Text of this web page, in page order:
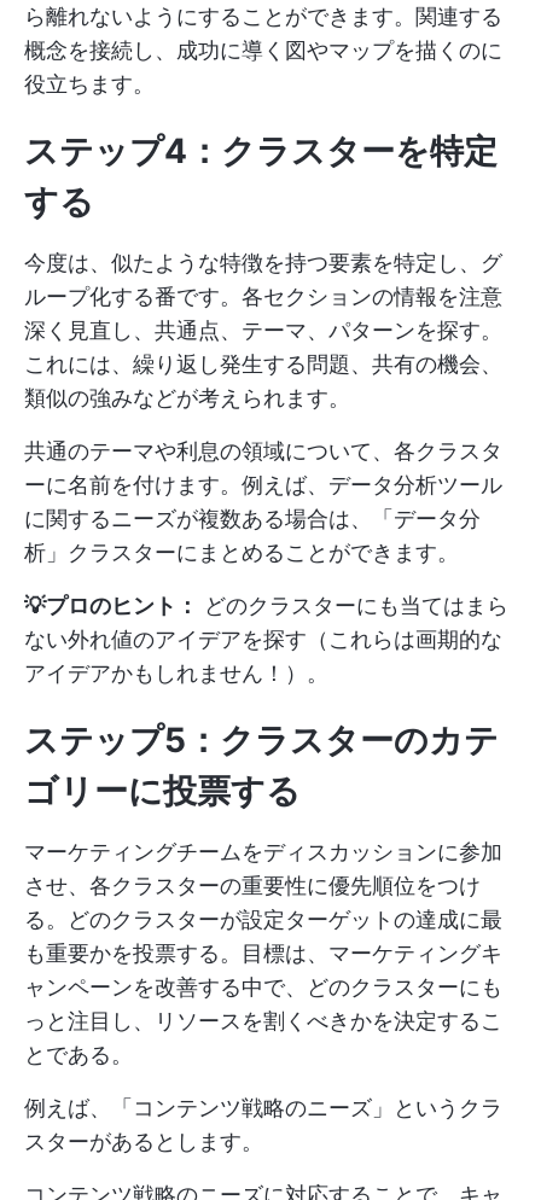
ら離れないようにすることができます。関連する
概念を接続し、成功に導く図やマップを描くのに
役立ちます。
ステップ4：クラスターを特定
する
今度は、似たような特徴を持つ要素を特定し、グ
ループ化する番です。各セクションの情報を注意
深く見直し、共通点、テーマ、パターンを探す。
これには、繰り返し発生する問題、共有の機会、
類似の強みなどが考えられます。
共通のテーマや利息の領域について、各クラスタ
ーに名前を付けます。例えば、データ分析ツール
に関するニーズが複数ある場合は、「データ分
析」クラスターにまとめることができます。
💡プロのヒント：
どのクラスターにも当てはまら
ない外れ値のアイデアを探す（これらは画期的な
アイデアかもしれません！）。
ステップ5：クラスターのカテ
ゴリーに投票する
マーケティングチームをディスカッションに参加
させ、各クラスターの重要性に優先順位をつけ
る。どのクラスターが設定ターゲットの達成に最
も重要かを投票する。目標は、マーケティングキ
ャンペーンを改善する中で、どのクラスターにも
っと注目し、リソースを割くべきかを決定するこ
とである。
例えば、「コンテンツ戦略のニーズ」というクラ
スターがあるとします。
コンテンツ戦略のニーズに対応することで、キャ